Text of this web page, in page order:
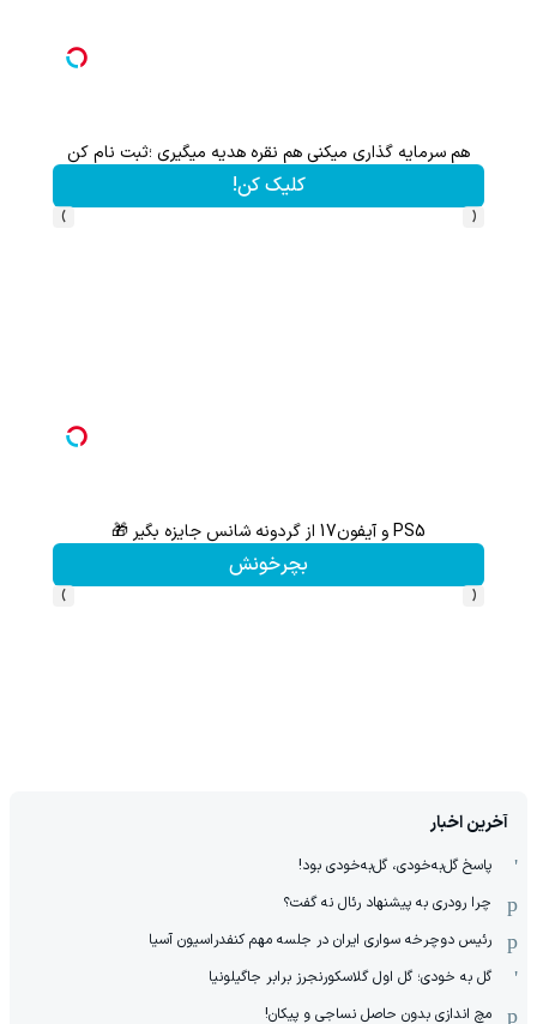
هم سرمایه گذاری میکنی هم نقره هدیه میگیری ؛ثبت نام کن
کلیک کن!
‹
›
PS5 و آیفون17 از گردونه شانس جایزه بگیر 🎁
بچرخونش
‹
›
آخرین اخبار
پاسخ گل‌به‌خودی، گل‌به‌خودی بود!
چرا رودری به پیشنهاد رئال نه گفت؟
رئیس دوچرخه سواری ایران در جلسه مهم کنفدراسیون آسیا
گل به خودی؛ گل اول گلاسکورنجرز برابر جاگیلونیا
مچ اندازی بدون حاصل نساجی و پیکان!